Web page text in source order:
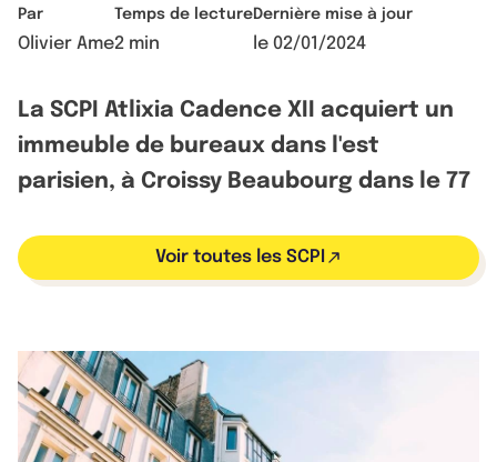
Par
Olivier Ame
Temps de lecture
2 min
Dernière mise à jour
le 02/01/2024
La SCPI Atlixia Cadence XII acquiert un
immeuble de bureaux dans l'est
parisien, à Croissy Beaubourg dans le 77
Voir toutes les SCPI